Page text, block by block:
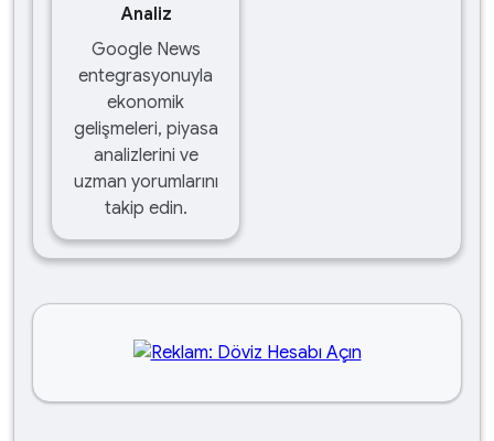
Analiz
Google News
entegrasyonuyla
ekonomik
gelişmeleri, piyasa
analizlerini ve
uzman yorumlarını
takip edin.